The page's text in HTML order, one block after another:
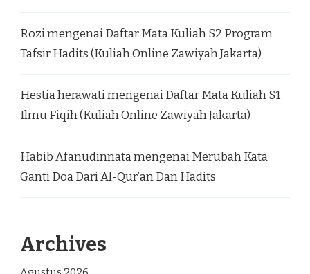
RozimengenaiDaftar Mata Kuliah S2 Program
Tafsir Hadits (Kuliah Online Zawiyah Jakarta)
Hestia herawatimengenaiDaftar Mata Kuliah S1
Ilmu Fiqih (Kuliah Online Zawiyah Jakarta)
Habib AfanudinnatamengenaiMerubah Kata
Ganti Doa Dari Al-Qur’an Dan Hadits
Archives